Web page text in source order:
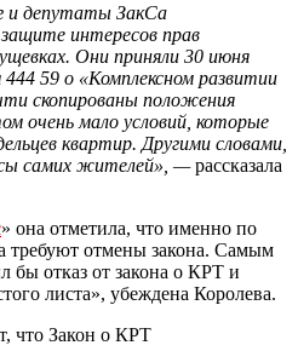
и депутаты ЗакСа
интересов прав
Они приняли 30 июня
444 59 о «Комплексном развитии
скопированы положения
очень мало условий, которые
квартир. Другими словами,
самих жителей», —рассказала
» она отметила, что именно по
требуют отмены закона. Самым
бы отказ от закона о КРТ и
листа», убеждена Королева.
что Закон о КРТ